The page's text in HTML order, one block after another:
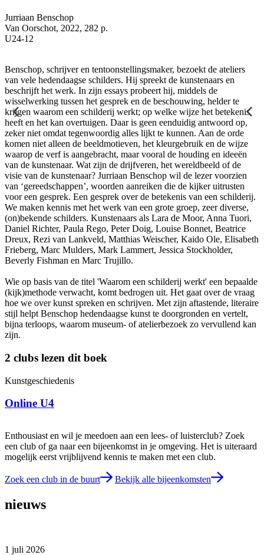
Jurriaan Benschop
Van Oorschot, 2022, 282 p.
U24-12
Benschop, schrijver en tentoonstellingsmaker, bezoekt de ateliers
van vele hedendaagse schilders. Hij spreekt de kunstenaars en
beschrijft het werk. In zijn essays probeert hij, middels de
wisselwerking tussen het gesprek en de beschouwing, helder te
krijgen waarom een schilderij werkt; op welke wijze het betekenis
heeft en het kan overtuigen. Daar is geen eenduidig antwoord op,
zeker niet omdat tegenwoordig alles lijkt te kunnen. Aan de orde
komen niet alleen de beeldmotieven, het kleurgebruik en de wijze
waarop de verf is aangebracht, maar vooral de houding en ideeën
van de kunstenaar. Wat zijn de drijfveren, het wereldbeeld of de
visie van de kunstenaar? Jurriaan Benschop wil de lezer voorzien
van ‘gereedschappen’, woorden aanreiken die de kijker uitrusten
voor een gesprek. Een gesprek over de betekenis van een schilderij.
We maken kennis met het werk van een grote groep, zeer diverse,
(on)bekende schilders. Kunstenaars als Lara de Moor, Anna Tuori,
Daniel Richter, Paula Rego, Peter Doig, Louise Bonnet, Beatrice
Dreux, Rezi van Lankveld, Matthias Weischer, Kaido Ole, Elisabeth
Frieberg, Marc Mulders, Mark Lammert, Jessica Stockholder,
Beverly Fishman en Marc Trujillo.
Wie op basis van de titel 'Waarom een schilderij werkt' een bepaalde
(kijk)methode verwacht, komt bedrogen uit. Het gaat over de vraag
hoe we over kunst spreken en schrijven. Met zijn aftastende, literaire
stijl helpt Benschop hedendaagse kunst te doorgronden en vertelt,
bijna terloops, waarom museum- of atelierbezoek zo vervullend kan
zijn.
2 clubs lezen dit boek
Kunstgeschiedenis
Online U4
Enthousiast en wil je meedoen aan een lees- of luisterclub? Zoek
een club of ga naar een bijeenkomst in je omgeving. Het is uiteraard
mogelijk eerst vrijblijvend kennis te maken met een club.
Zoek een club in de buurt Bekijk alle bijeenkomsten
nieuws
1 juli 2026